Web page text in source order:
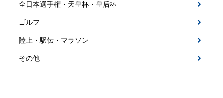
全日本選手権・天皇杯・皇后杯
ゴルフ
陸上・駅伝・マラソン
その他